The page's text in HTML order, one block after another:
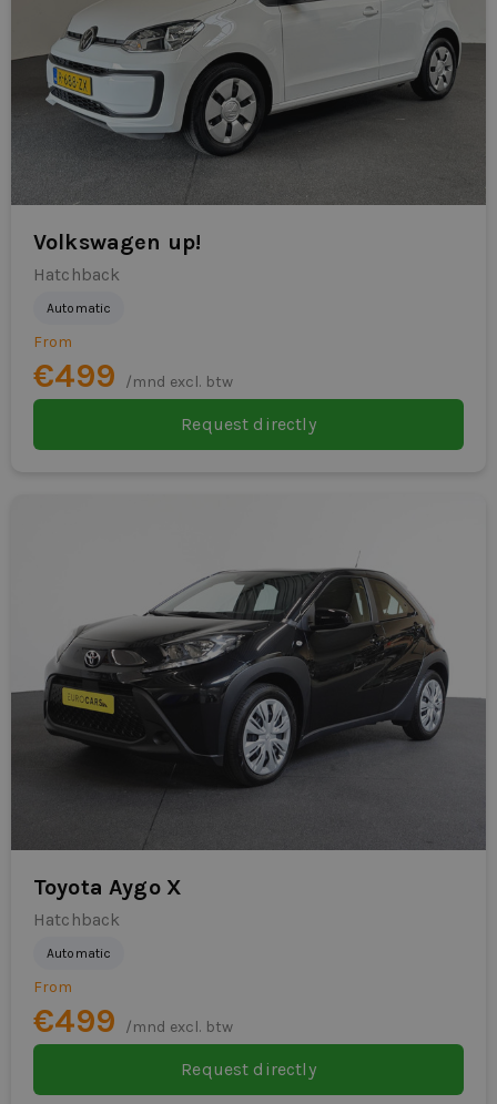
Volkswagen up!
Hatchback
Automatic
From
€499 /mnd excl. btw
Request directly
Toyota Aygo X
Hatchback
Automatic
From
€499 /mnd excl. btw
Request directly